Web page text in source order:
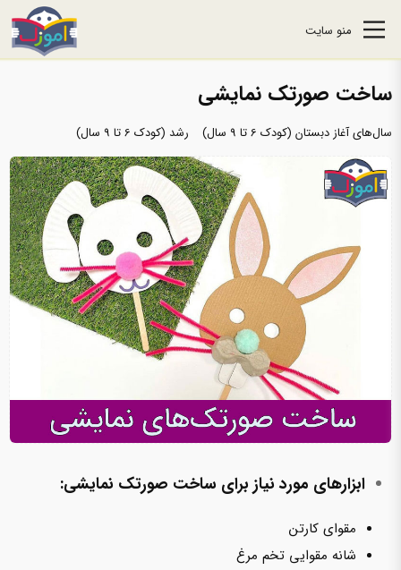
منو سایت
ساخت صورتک نمایشی
سال‌های آغاز دبستان (کودک 6 تا 9 سال) رشد (کودک 6 تا 9 سال)
ابزارهای مورد نیاز برای ساخت صورتک نمایشی:
مقوای کارتن
شانه مقوایی تخم مرغ